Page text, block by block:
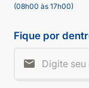
(08h00 às 17h00)
Fique por